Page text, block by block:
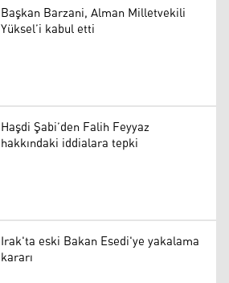
Başkan Barzani, Alman Milletvekili
Yüksel’i kabul etti
Haşdi Şabi’den Falih Feyyaz
hakkındaki iddialara tepki
Irak'ta eski Bakan Esedi'ye yakalama
kararı